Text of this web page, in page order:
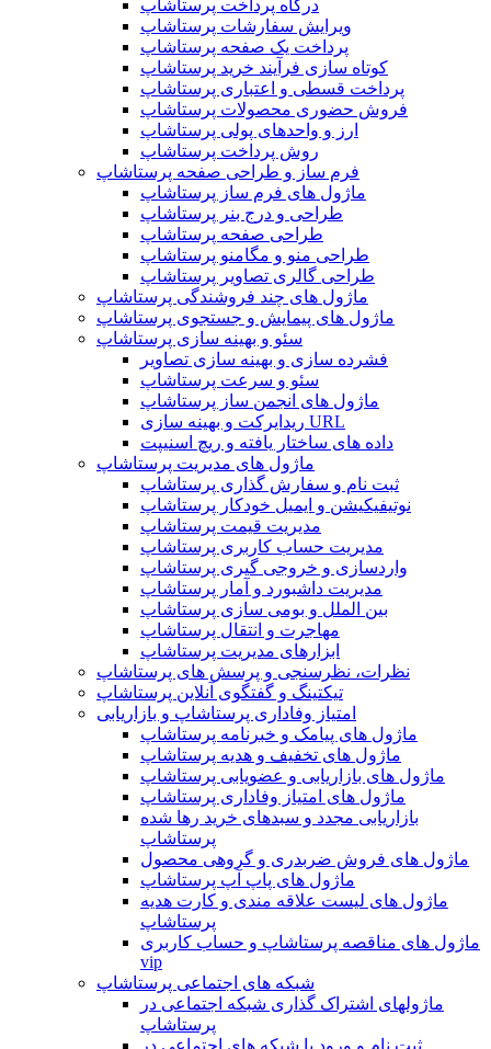
درگاه پرداخت پرستاشاپ
ویرایش سفارشات پرستاشاپ
پرداخت یک صفحه پرستاشاپ
کوتاه سازی فرآیند خرید پرستاشاپ
پرداخت قسطی و اعتباری پرستاشاپ
فروش حضوری محصولات پرستاشاپ
ارز و واحدهای پولی پرستاشاپ
روش پرداخت پرستاشاپ
فرم ساز و طراحی صفحه پرستاشاپ
ماژول های فرم ساز پرستاشاپ
طراحی و درج بنر پرستاشاپ
طراحی صفحه پرستاشاپ
طراحی منو و مگامنو پرستاشاپ
طراحی گالری تصاویر پرستاشاپ
ماژول های چند فروشندگی پرستاشاپ
ماژول های پیمایش و جستجوی پرستاشاپ
سئو و بهینه سازی پرستاشاپ
فشرده سازی و بهینه سازی تصاویر
سئو و سرعت پرستاشاپ
ماژول های انجمن ساز پرستاشاپ
ریدایرکت و بهینه سازی URL
داده های ساختار یافته و ریچ اسنیپت
ماژول های مدیریت پرستاشاپ
ثبت نام و سفارش گذاری پرستاشاپ
نوتیفیکیشن و ایمیل خودکار پرستاشاپ
مدیریت قیمت پرستاشاپ
مدیریت حساب کاربری پرستاشاپ
واردسازی و خروجی گیری پرستاشاپ
مدیریت داشبورد و آمار پرستاشاپ
بین الملل و بومی سازی پرستاشاپ
مهاجرت و انتقال پرستاشاپ
ابزارهای مدیریت پرستاشاپ
نظرات، نظرسنجی و پرسش های پرستاشاپ
تیکتینگ و گفتگوی آنلاین پرستاشاپ
امتیاز وفاداری پرستاشاپ و بازاریابی
ماژول های پیامک و خبرنامه پرستاشاپ
ماژول های تخفیف و هدیه پرستاشاپ
ماژول های بازاریابی و عضویابی پرستاشاپ
ماژول های امتیاز وفاداری پرستاشاپ
بازاریابی مجدد و سبدهای خرید رها شده
پرستاشاپ
ماژول های فروش ضربدری و گروهی محصول
ماژول های پاپ آپ پرستاشاپ
ماژول های لیست علاقه مندی و کارت هدیه
پرستاشاپ
ماژول های مناقصه پرستاشاپ و حساب کاربری
vip
شبکه های اجتماعی پرستاشاپ
ماژولهای اشتراک‌ گذاری شبکه اجتماعی در
پرستاشاپ
ثبت نام و ورود با شبکه های اجتماعی در